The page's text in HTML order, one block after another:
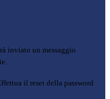
inviato un messaggio
il reset della password